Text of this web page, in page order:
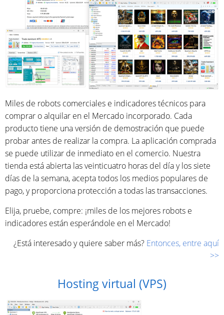
Miles de robots comerciales e indicadores técnicos para
comprar o alquilar en el Mercado incorporado. Cada
producto tiene una versión de demostración que puede
probar antes de realizar la compra. La aplicación comprada
se puede utilizar de inmediato en el comercio. Nuestra
tienda está abierta las veinticuatro horas del día y los siete
días de la semana, acepta todos los medios populares de
pago, y proporciona protección a todas las transacciones.
Elija, pruebe, compre: ¡miles de los mejores robots e
indicadores están esperándole en el Mercado!
¿Está interesado y quiere saber más? Entonces, entre aquí
>>
Hosting virtual (VPS)